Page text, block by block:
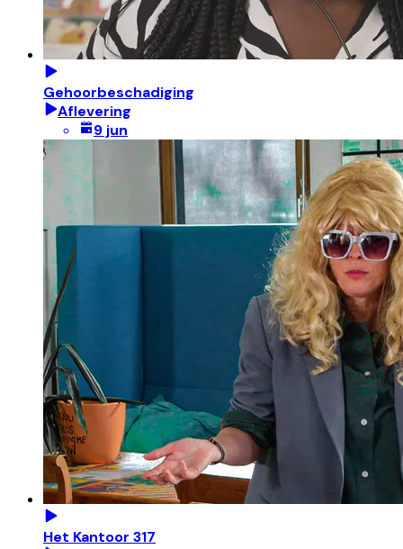
Gehoorbeschadiging
Aflevering
9 jun
Het Kantoor 317